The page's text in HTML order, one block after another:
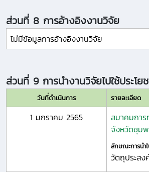
ส่วนที่ 8 การอ้างอิงงานวิจัย
ไม่มีข้อมูลการอ้างอิงงานวิจัย
ส่วนที่ 9 การนำงานวิจัยไปใช้ประโย
วันที่ดำเนินการ รายละเอียด
1 มกราคม 2565
สมาคมการ
จังหวัดชุม
ลักษณะการนำ
วัตถุประสง